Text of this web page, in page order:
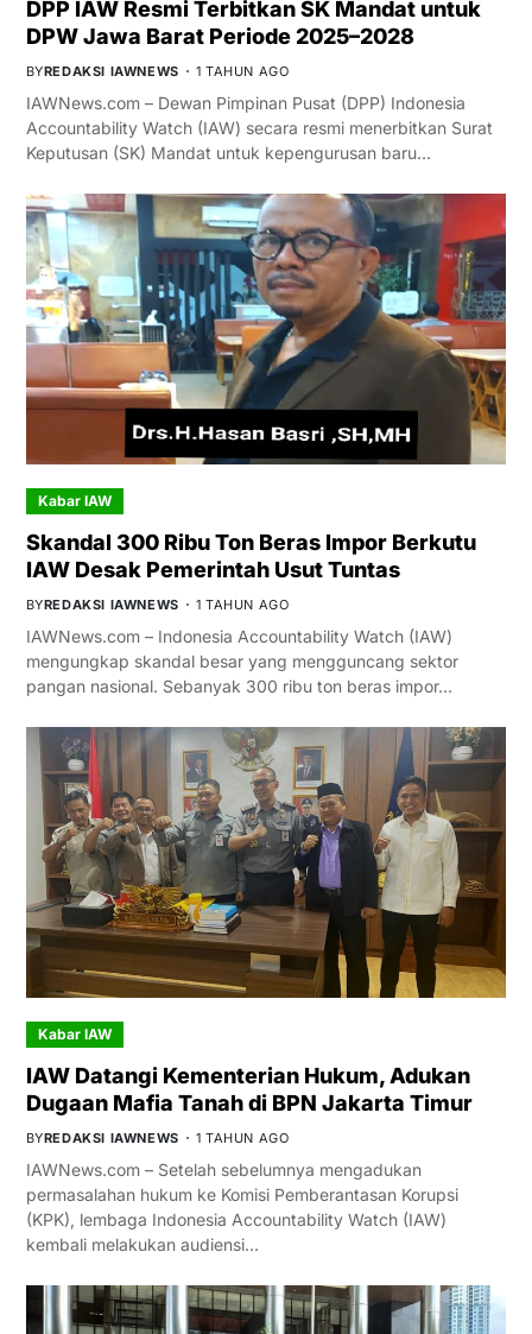
DPP IAW Resmi Terbitkan SK Mandat untuk
DPW Jawa Barat Periode 2025–2028
BYREDAKSI IAWNEWS 1 TAHUN AGO
IAWNews.com – Dewan Pimpinan Pusat (DPP) Indonesia
Accountability Watch (IAW) secara resmi menerbitkan Surat
Keputusan (SK) Mandat untuk kepengurusan baru…
Kabar IAW
Skandal 300 Ribu Ton Beras Impor Berkutu
IAW Desak Pemerintah Usut Tuntas
BYREDAKSI IAWNEWS 1 TAHUN AGO
IAWNews.com – Indonesia Accountability Watch (IAW)
mengungkap skandal besar yang mengguncang sektor
pangan nasional. Sebanyak 300 ribu ton beras impor…
Kabar IAW
IAW Datangi Kementerian Hukum, Adukan
Dugaan Mafia Tanah di BPN Jakarta Timur
BYREDAKSI IAWNEWS 1 TAHUN AGO
IAWNews.com – Setelah sebelumnya mengadukan
permasalahan hukum ke Komisi Pemberantasan Korupsi
(KPK), lembaga Indonesia Accountability Watch (IAW)
kembali melakukan audiensi…